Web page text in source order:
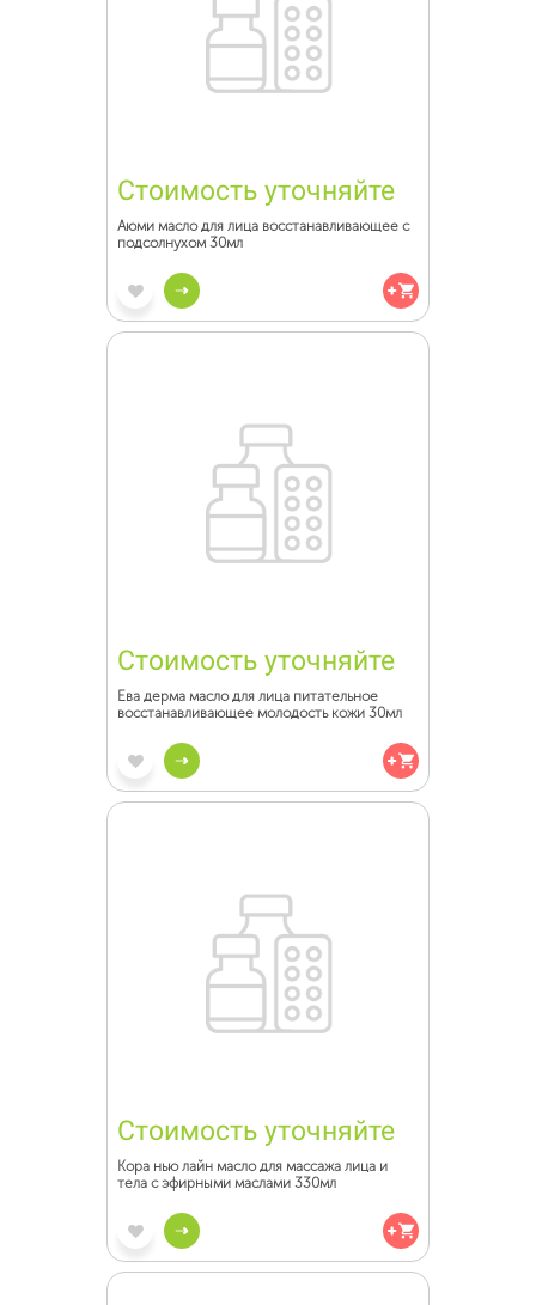
Стоимость уточняйте
Аюми масло для лица восстанавливающее с
подсолнухом 30мл
Стоимость уточняйте
Ева дерма масло для лица питательное
восстанавливающее молодость кожи 30мл
Стоимость уточняйте
Кора нью лайн масло для массажа лица и
тела с эфирными маслами 330мл